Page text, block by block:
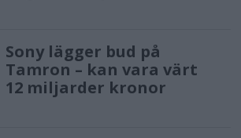
Sony lägger bud på
Tamron – kan vara värt
12 miljarder kronor